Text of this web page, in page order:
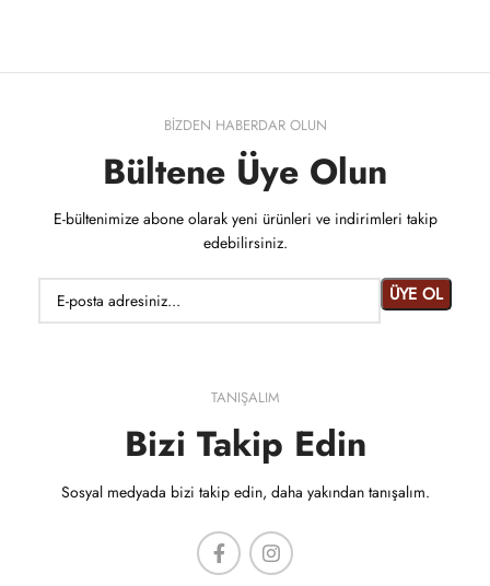
BİZDEN HABERDAR OLUN
Bültene Üye Olun
E-bültenimize abone olarak yeni ürünleri ve indirimleri takip
edebilirsiniz.
TANIŞALIM
Bizi Takip Edin
Sosyal medyada bizi takip edin, daha yakından tanışalım.